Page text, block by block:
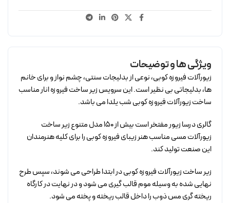
ویژگی ها و توضیحات
زیورآلات فیروزه کوبی، نوعی از بدلیجات سنتی، چشم نواز و برای خانم
ها، بدلیجاتی بی نظیر است. این سرویس زیر ساخت فیروزه انار مناسب
ساخت زیورآلات فیروزه کوبی شب یلدا می باشد.
گالری درسا زیور مفتخر است بیش از 150 مدل متنوع زیر ساخت
زیورآلات مسی مناسب هنر زیبای فیروزه کوبی را برای کلیه هنرمندان
این صنعت تولید کند.
زیر ساخت زیورآلات فیروزه کوبی در ابتدا طراحی می شوند، سپس طرح
نهایی شده به وسیله موم قالب گیری می شود و در نهایت در کارگاه
ریخته گری مس ذوب را داخل قالب ریخته و پخته می شود.